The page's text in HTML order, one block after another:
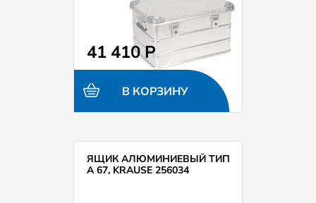
41 410 Р
В КОРЗИНУ
ЯЩИК АЛЮМИНИЕВЫЙ ТИП
А 67, KRAUSE 256034